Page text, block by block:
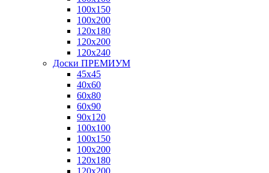
100x150
100x200
120x180
120x200
120x240
Доски ПРЕМИУМ
45x45
40x60
60x80
60x90
90x120
100x100
100x150
100x200
120x180
120x200